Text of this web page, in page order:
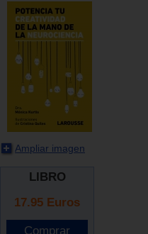
Ampliar imagen
LIBRO
17.95 Euros